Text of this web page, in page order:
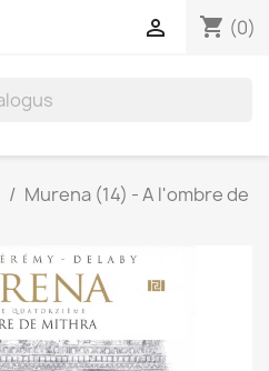
shopping_cart (0)

Murena (14) - A l'ombre de